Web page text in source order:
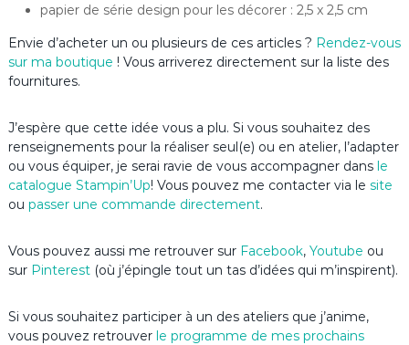
papier de série design pour les décorer : 2,5 x 2,5 cm
Envie d’acheter un ou plusieurs de ces articles ? Rendez-vous
sur ma boutique ! Vous arriverez directement sur la liste des
fournitures.
J’espère que cette idée vous a plu. Si vous souhaitez des
renseignements pour la réaliser seul(e) ou en atelier, l’adapter
ou vous équiper, je serai ravie de vous accompagner dans le
catalogue Stampin’Up! Vous pouvez me contacter via le site
ou passer une commande directement.
Vous pouvez aussi me retrouver sur Facebook, Youtube ou
sur Pinterest (où j’épingle tout un tas d’idées qui m’inspirent).
Si vous souhaitez participer à un des ateliers que j’anime,
vous pouvez retrouverle programme de mes prochains